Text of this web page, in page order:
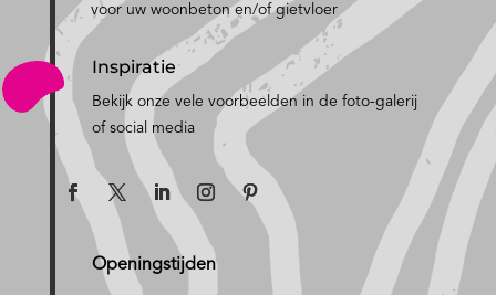
voor uw woonbeton en/of gietvloer
Inspiratie
Bekijk onze vele voorbeelden in de foto-galerij
of social media
Openingstijden